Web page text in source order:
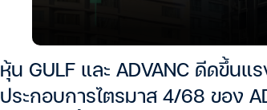
หุ้น GULF และ ADVANC ดีดขึ้นแ
ประกอบการไตรมาส 4/68 ของ